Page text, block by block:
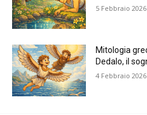
5 Febbraio 2026
Mitologia
Dedalo, il
4 Febbraio 2026